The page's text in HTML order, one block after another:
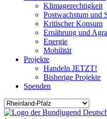
Klimagerechtigkeit
Postwachstum und
Kritischer Konsum
Ernährung und
Energie
Mobilität
Projekte
Handeln JETZT!
Bisherige Projekte
Spenden